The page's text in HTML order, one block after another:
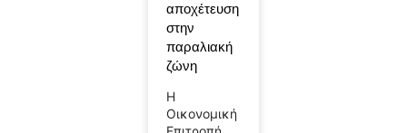
αποχέτευση
στην
παραλιακή
ζώνη
Η
Οικονομική